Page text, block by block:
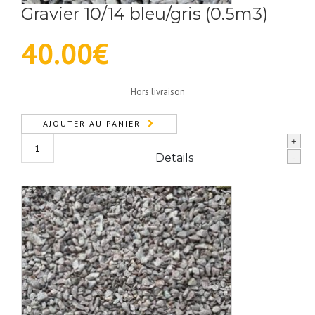
Gravier 10/14 bleu/gris (0.5m3)
40.00€
Hors livraison
AJOUTER AU PANIER
10/14
bleu/gris
(0.5m3)
+
-
Details
0.50 m3